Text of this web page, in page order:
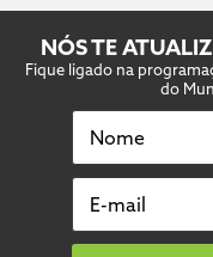
NÓS TE
Fique ligado na
do
Nome
E-mail